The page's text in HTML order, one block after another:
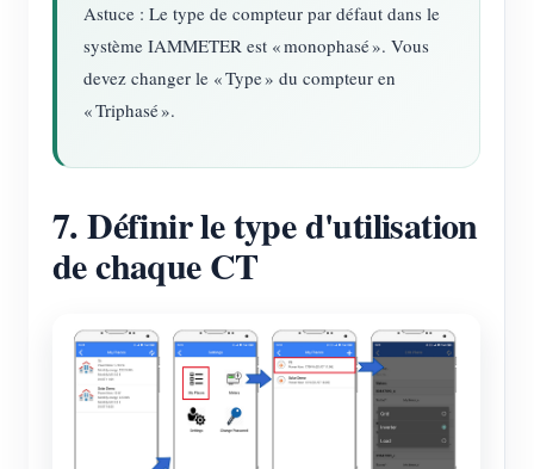
Astuce : Le type de compteur par défaut dans le
système IAMMETER est « monophasé ». Vous
devez changer le « Type » du compteur en
« Triphasé ».
7. Définir le type d'utilisation
de chaque CT